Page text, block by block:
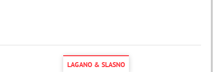
LAGANO & SLASNO